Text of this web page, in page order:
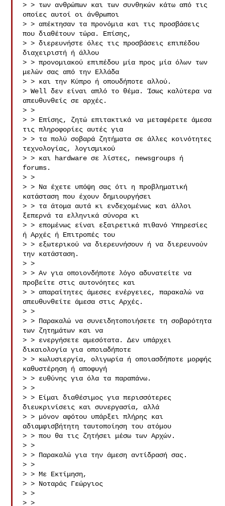
> > των ανθρώπων και των συνθηκών κάτω από τις
οποίες αυτοί οι άνθρωποι
> > απέκτησαν τα προνόμια και τις προσβάσεις
που διαθέτουν τώρα. Επίσης,
> > διερευνήστε όλες τις προσβάσεις επιπέδου
διαχειριστή ή άλλου
> > προνομιακού επιπέδου μία προς μία όλων των
μελών σας από την Ελλάδα
> > και την Κύπρο ή οπουδήποτε αλλού.
> Well δεν είναι απλό το θέμα. Ίσως καλύτερα να
απευθυνθείς σε αρχές.
> >
> > Επίσης, ζητώ επιτακτικά να μεταφέρετε άμεσα
τις πληροφορίες αυτές για
> > τα πολύ σοβαρά ζητήματα σε άλλες κοινότητες
τεχνολογίας, λογισμικού
> > και hardware σε λίστες, newsgroups ή
forums.
> >
> > Να έχετε υπόψη σας ότι η προβληματική
κατάσταση που έχουν δημιουργήσει
> > τα άτομα αυτά κι ενδεχομένως και άλλοι
ξεπερνά τα ελληνικά σύνορα κι
> > επομένως είναι εξαιρετικά πιθανό Υπηρεσίες
ή Αρχές ή Επιτροπές του
> > εξωτερικού να διερευνήσουν ή να διερευνούν
την κατάσταση.
> >
> > Αν για οποιονδήποτε λόγο αδυνατείτε να
προβείτε στις αυτονόητες και
> > απαραίτητες άμεσες ενέργειες, παρακαλώ να
απευθυνθείτε άμεσα στις Αρχές.
> >
> > Παρακαλώ να συνειδητοποιήσετε τη σοβαρότητα
των ζητημάτων και να
> > ενεργήσετε αμεσότατα. Δεν υπάρχει
δικαιολογία για οποιαδήποτε
> > κωλυσιεργία, ολιγωρία ή οποιασδήποτε μορφής
καθυστέρηση ή αποφυγή
> > ευθύνης για όλα τα παραπάνω.
> >
> > Είμαι διαθέσιμος για περισσότερες
διευκρινίσεις και συνεργασία, αλλά
> > μόνον αφότου υπάρξει πλήρης και
αδιαμφισβήτητη ταυτοποίηση του ατόμου
> > που θα τις ζητήσει μέσω των Αρχών.
> >
> > Παρακαλώ για την άμεση αντίδρασή σας.
> >
> > Με Εκτίμηση,
> > Νοταράς Γεώργιος
> >
> >